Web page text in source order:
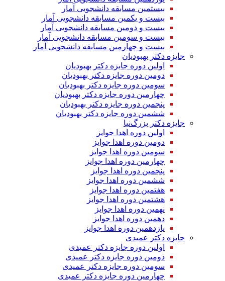
بیستمین مسابقه دانشجویی آمار
بیست و یکمین مسابقه دانشجویی آمار
بیست و دومین مسابقه دانشجویی آمار
بیست و سومین مسابقه دانشجویی آمار
بیست و چهارمین مسابقه دانشجویی آمار
جایزه دکتر بهبودیان
اولین دوره جایزه دکتر بهبودیان
دومین دوره جایزه دکتر بهبودیان
سومین دوره جایزه دکتر بهبودیان
چهارمین دوره جایزه دکتر بهبودیان
پنجمین دوره جایزه دکتر بهبودیان
ششمین دوره جایزه دکتر بهبودیان
جایزه دکتر بزرگ‌نیا
اولین دوره اهدا جوایز
دومین دوره اهدا جوایز
سومین دوره اهدا جوایز
چهارمین دوره اهدا جوایز
پنجمین دوره اهدا جوایز
ششمین دوره اهدا جوایز
هفتمین دوره اهدا جوایز
هشتمین دوره اهدا جوایز
نهمین دوره اهدا جوایز
دهمین دوره اهدا جوایز
یازدهمین دوره اهدا جوایز
جایزه دکتر عمیدی
اولین دوره جایزه دکتر عمیدی
دومین دوره جایزه دکتر عمیدی
سومین دوره جایزه دکتر عمیدی
چهارمین دوره جایزه دکتر عمیدی